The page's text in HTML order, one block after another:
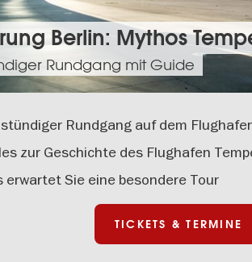
Berlin: Mythos
Rundgang mit Guide
Rundgang auf dem
zur Geschichte des Flughafen
erwartet Sie eine besondere Tour
TICKETS & TERMINE